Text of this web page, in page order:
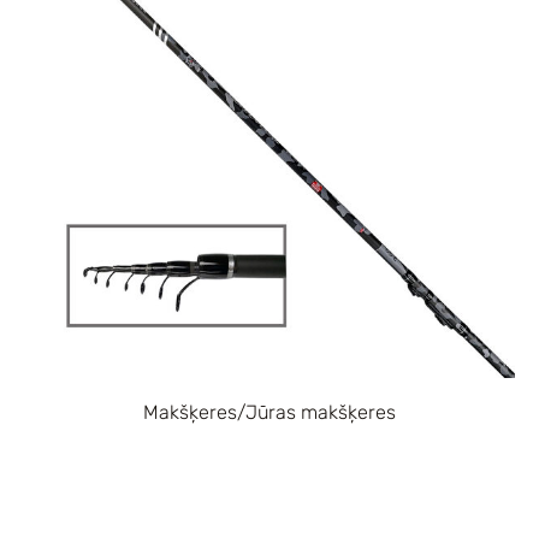
Makšķeres/Jūras makšķeres